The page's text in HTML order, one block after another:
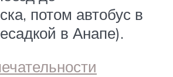
потом автобус в
в Анапе).